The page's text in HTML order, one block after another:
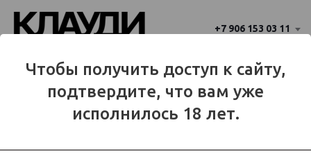
Чтобы получить доступ к сайту,
подтвердите, что вам уже
исполнилось 18 лет.
+7 906 153 03 11
Балаково?
Да Нет
Балаково